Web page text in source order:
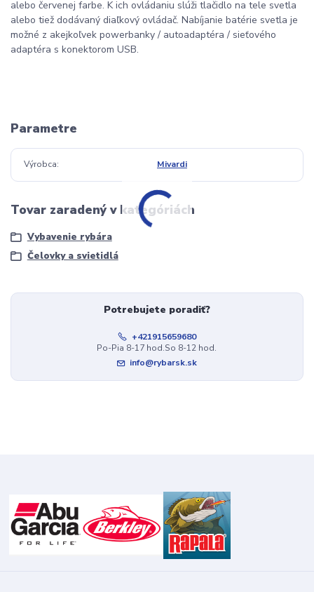
alebo červenej farbe. K ich ovládaniu slúži tlačidlo na tele svetla
alebo tiež dodávaný diaľkový ovládač. Nabíjanie batérie svetla je
možné z akejkoľvek powerbanky / autoadaptéra / sieťového
adaptéra s konektorom USB.
Parametre
Výrobca Mivardi
Tovar zaradený v kategóriách
Vybavenie rybára
Čelovky a svietidlá
Potrebujete poradiť?
+421915659680
Po-Pia 8-17 hod.So 8-12 hod.
info@rybarsk.sk